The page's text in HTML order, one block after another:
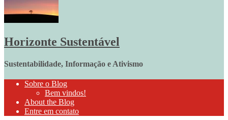
Horizonte Sustentável
Sustentabilidade, Informação e Ativismo
Sobre o Blog
Bem vindos!
About the Blog
Entre em contato